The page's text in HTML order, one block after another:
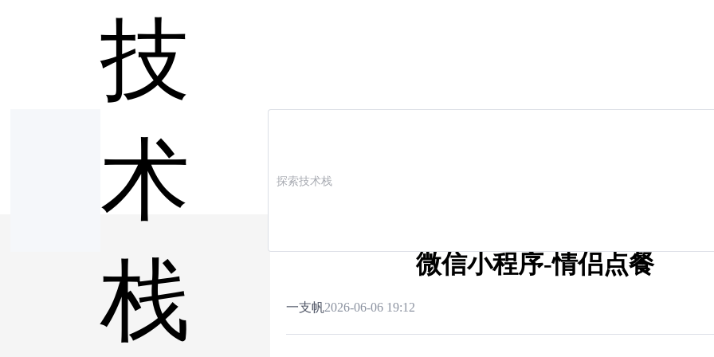
技
术
栈
微信小程序-情侣点餐
一支帆2026-06-06 19:12